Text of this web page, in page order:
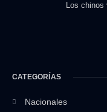
Los chinos
CATEGORÍAS
Nacionales